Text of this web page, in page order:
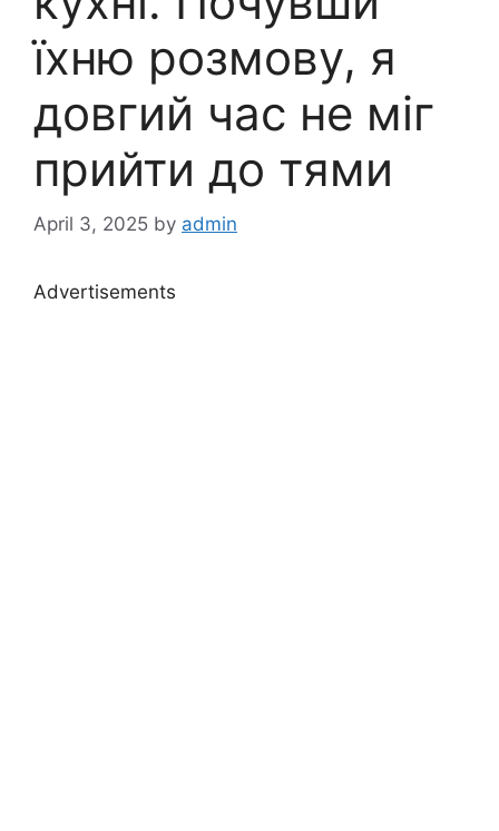
їхню розмову, я
довгий час не міг
прийти до тями
April 3, 2025 by admin
Advertisements